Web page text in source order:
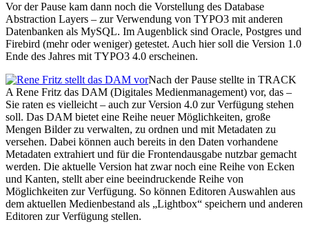
Vor der Pause kam dann noch die Vorstellung des Database
Abstraction Layers – zur Verwendung von TYPO3 mit anderen
Datenbanken als MySQL. Im Augenblick sind Oracle, Postgres und
Firebird (mehr oder weniger) getestet. Auch hier soll die Version 1.0
Ende des Jahres mit TYPO3 4.0 erscheinen.
Nach der Pause stellte in TRACK
A Rene Fritz das DAM (Digitales Medienmanagement) vor, das –
Sie raten es vielleicht – auch zur Version 4.0 zur Verfügung stehen
soll. Das DAM bietet eine Reihe neuer Möglichkeiten, große
Mengen Bilder zu verwalten, zu ordnen und mit Metadaten zu
versehen. Dabei können auch bereits in den Daten vorhandene
Metadaten extrahiert und für die Frontendausgabe nutzbar gemacht
werden. Die aktuelle Version hat zwar noch eine Reihe von Ecken
und Kanten, stellt aber eine beeindruckende Reihe von
Möglichkeiten zur Verfügung. So können Editoren Auswahlen aus
dem aktuellen Medienbestand als „Lightbox“ speichern und anderen
Editoren zur Verfügung stellen.